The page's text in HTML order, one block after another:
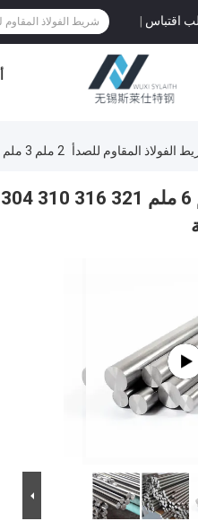
اقتباس |
الفولاذ المقاوم للصدأ 2 ملم 3 ملم 6 ملم SS 201 304 310 316 321 النهاية السطحية الساطعة ASTM 10 ملم قطع عصى معدنية